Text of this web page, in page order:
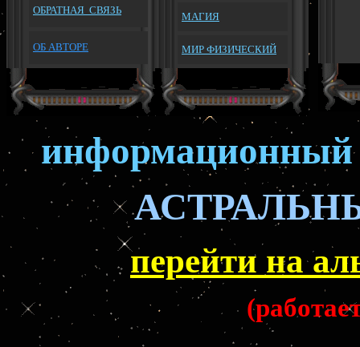
ОБРАТНАЯ СВЯЗЬ
ОБ АВТОРЕ
МАГИЯ
МИР ФИЗИЧЕСКИЙ
информационный
перейти на